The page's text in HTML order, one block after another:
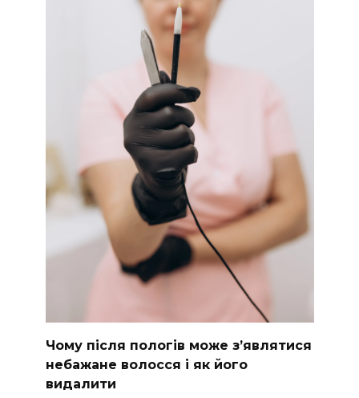
Чому після пологів може з’являтися
небажане волосся і як його
видалити